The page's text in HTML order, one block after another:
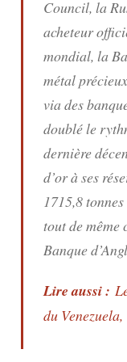
Council, la
acheteur
mondial, la
métal
via des
doublé le
dernière
d’or à ses
1715,8
tout de même
Banque
Lire aussi :
du